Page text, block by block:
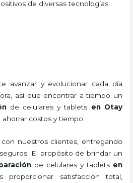
de diversas tecnologías
avanzar y evolucionar cada día
así que encontrar a tiempo un
de celulares y tablets en Otay
costos y tiempo.
nuestros clientes, entregando
El propósito de brindar un
de celulares y tablets en
proporcionar satisfacción total,